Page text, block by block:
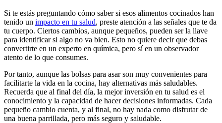
Si ⁢te⁢ estás preguntando cómo saber si esos ⁤alimentos cocinados han‌
tenido un ⁢ impacto en tu salud, preste atención ​a las señales que ⁢te da
‌tu cuerpo. Ciertos cambios, ​aunque ⁣pequeños, pueden ser la llave⁢
para identificar si algo no va bien. Esto no quiere ‌decir que debas
‍convertirte en un‌ experto en química, pero sí en un observador
⁤atento de lo que‌ consumes.
Por tanto, aunque‍ las bolsas para ‌asar ⁤son muy convenientes ​para
facilitarte ​la vida⁣ en la cocina, hay alternativas más saludables.⁤
Recuerda que al final del día, la mejor inversión en tu salud es el
conocimiento y la capacidad de hacer decisiones informadas. Cada
pequeño cambio cuenta, ‌y al​ final, no⁤ hay nada como disfrutar de
una buena⁢ parrillada, pero más ⁤seguro y saludable.